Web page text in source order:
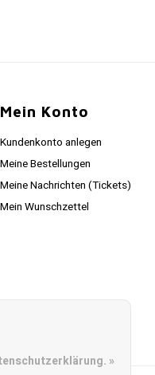
Mein Konto
Kundenkonto anlegen
Meine Bestellungen
Meine Nachrichten (Tickets)
Mein Wunschzettel
»